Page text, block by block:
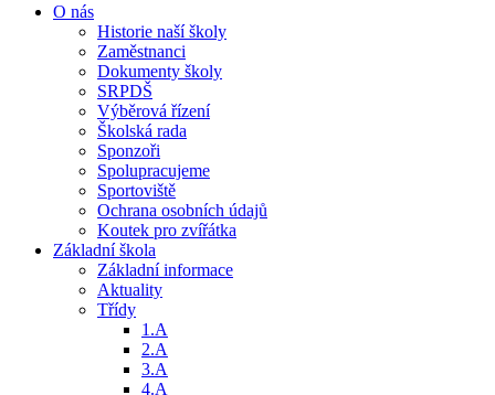
O nás
Historie naší školy
Zaměstnanci
Dokumenty školy
SRPDŠ
Výběrová řízení
Školská rada
Sponzoři
Spolupracujeme
Sportoviště
Ochrana osobních údajů
Koutek pro zvířátka
Základní škola
Základní informace
Aktuality
Třídy
1.A
2.A
3.A
4.A